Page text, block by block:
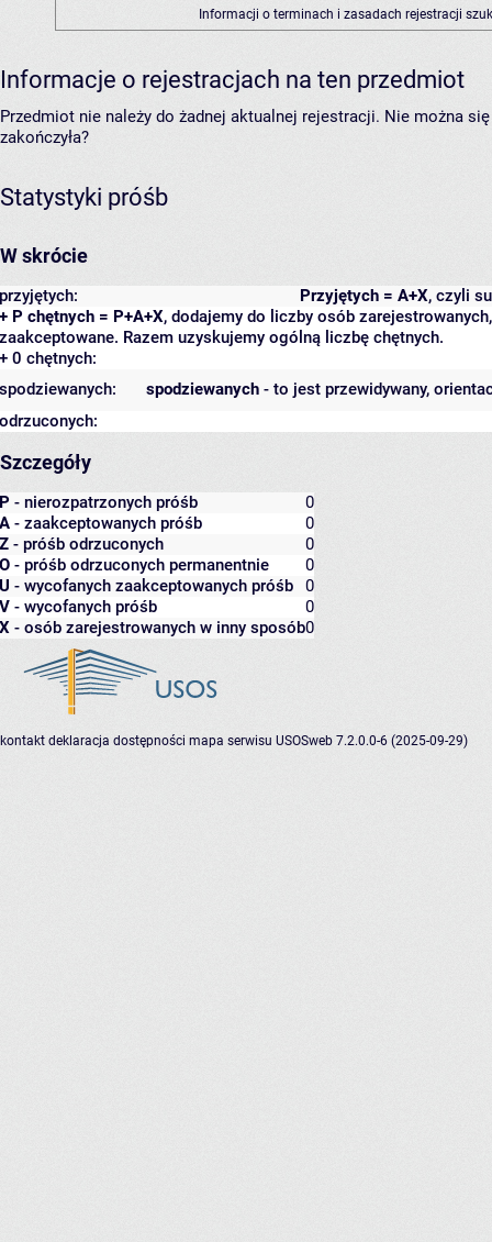
Informacji o terminach i zasadach rejestracji
Informacje o rejestracjach na ten przedmiot
Przedmiot nie należy do żadnej aktualnej rejestracji. Nie można
zakończyła?
Statystyki próśb
W skrócie
Przyjętych = A+X, czyli
przyjętych:
+ P chętnych = P+A+X, dodajemy do liczby osób
zaakceptowane. Razem uzyskujemy ogólną liczbę chętnych.
+ 0 chętnych:
spodziewanych - to jest przewidywany,
spodziewanych:
odrzuconych:
Szczegóły
P - nierozpatrzonych próśb
0
A - zaakceptowanych próśb
0
Z - próśb odrzuconych
0
O - próśb odrzuconych permanentnie
0
U - wycofanych zaakceptowanych próśb
0
V - wycofanych próśb
0
X - osób zarejestrowanych w inny sposób0
kontakt deklaracja dostępności mapa serwisu USOSweb 7.2.0.0-6 (2025-09-29)